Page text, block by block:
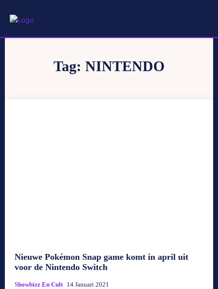
Tag: NINTENDO
Nieuwe Pokémon Snap game komt in april uit
voor de Nintendo Switch
Showbizz En Cult 14 Januari 2021